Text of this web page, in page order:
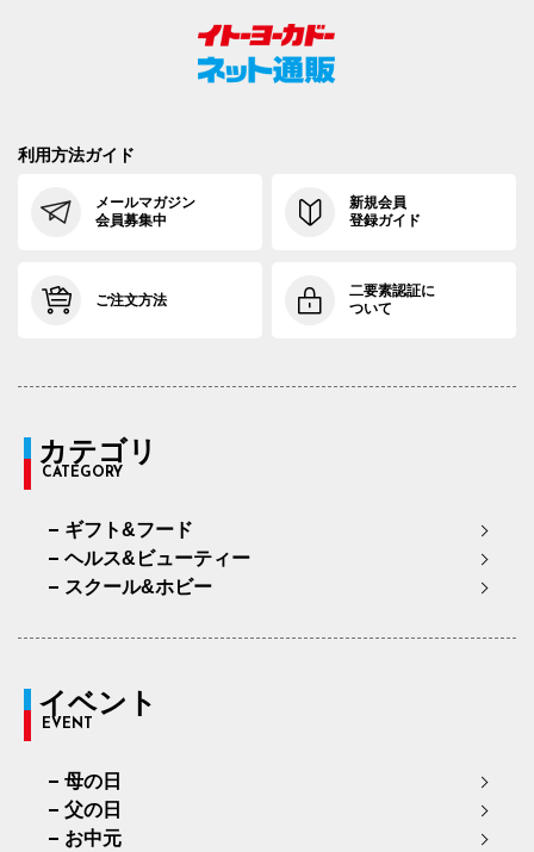
利用方法ガイド
メールマガジン
会員募集中
新規会員
登録ガイド
ご注文方法
二要素認証に
ついて
カテゴリ
CATEGORY
ギフト&フード
ヘルス&ビューティー
スクール&ホビー
イベント
EVENT
母の日
父の日
お中元